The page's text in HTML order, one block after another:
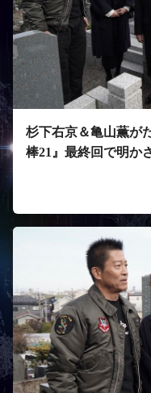
杉下右京＆亀山薫が
棒21』最終回で明か